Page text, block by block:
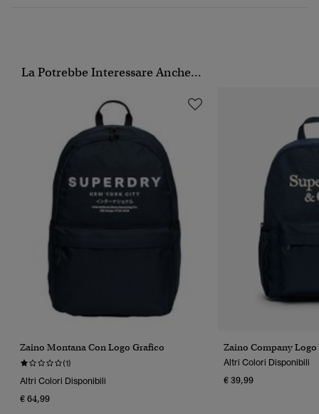
La Potrebbe Interessare Anche...
Zaino Montana Con Logo Grafico
(1)
Altri Colori Disponibili
€ 64,99
Zaino Company
Altri Colori Disponibili
€ 39,99